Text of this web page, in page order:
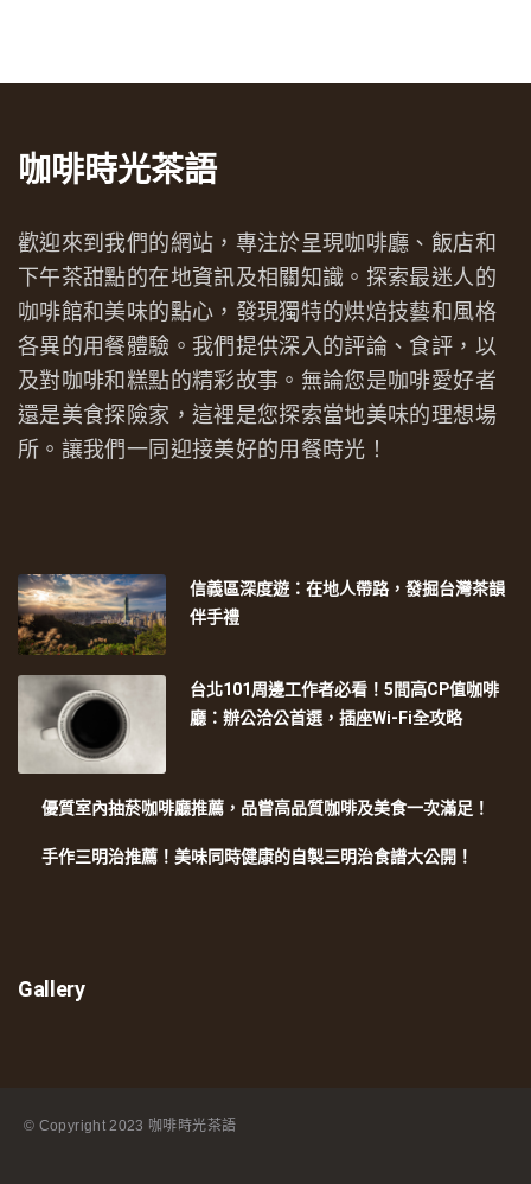
咖啡時光茶語
歡迎來到我們的網站，專注於呈現咖啡廳、飯店和
下午茶甜點的在地資訊及相關知識。探索最迷人的
咖啡館和美味的點心，發現獨特的烘焙技藝和風格
各異的用餐體驗。我們提供深入的評論、食評，以
及對咖啡和糕點的精彩故事。無論您是咖啡愛好者
還是美食探險家，這裡是您探索當地美味的理想場
所。讓我們一同迎接美好的用餐時光！
信義區深度遊：在地人帶路，發掘台灣茶韻
伴手禮
台北101周邊工作者必看！5間高CP值咖啡
廳：辦公洽公首選，插座Wi-Fi全攻略
優質室內抽菸咖啡廳推薦，品嘗高品質咖啡及美食一次滿足！
手作三明治推薦！美味同時健康的自製三明治食譜大公開！
Gallery
© Copyright2023 咖啡時光茶語